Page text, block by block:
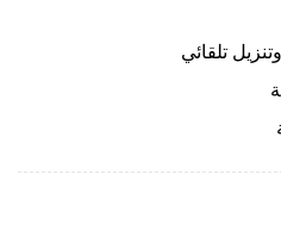
تلقائي